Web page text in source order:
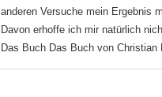
anderen Versuche mein Ergebnis
Davon erhoffe ich mir natürlich
Das Buch Das Buch von